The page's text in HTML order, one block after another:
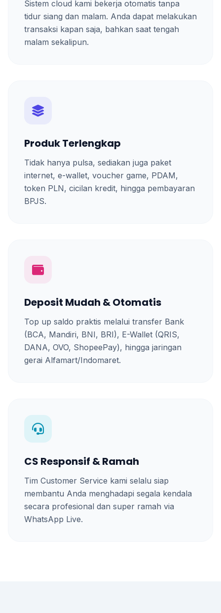
Sistem cloud kami bekerja otomatis tanpa
tidur siang dan malam. Anda dapat melakukan
transaksi kapan saja, bahkan saat tengah
malam sekalipun.
Produk Terlengkap
Tidak hanya pulsa, sediakan juga paket
internet, e-wallet, voucher game, PDAM,
token PLN, cicilan kredit, hingga pembayaran
BPJS.
Deposit Mudah & Otomatis
Top up saldo praktis melalui transfer Bank
(BCA, Mandiri, BNI, BRI), E-Wallet (QRIS,
DANA, OVO, ShopeePay), hingga jaringan
gerai Alfamart/Indomaret.
CS Responsif & Ramah
Tim Customer Service kami selalu siap
membantu Anda menghadapi segala kendala
secara profesional dan super ramah via
WhatsApp Live.